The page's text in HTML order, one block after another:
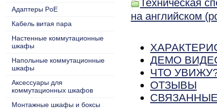
Техническая
на английском
ДЕМО
ЧТО
ОТЗЫВЫ
Адаптеры PoE
Кабель витая пара
Настенные коммутационные
шкафы
Напольные коммутационные
шкафы
Аксессуары для
коммутационных шкафов
Монтажные шкафы и боксы